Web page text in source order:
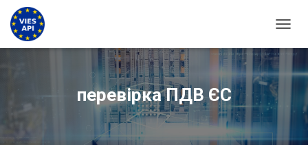
перевірка ПДВ ЄС